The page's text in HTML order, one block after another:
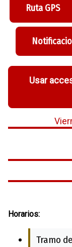
Ruta GPS
Usar
Horarios:
Tramo